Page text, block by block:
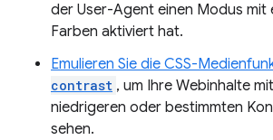
der User-Agent einen Modus mit
Farben aktiviert hat.
Emulieren Sie die CSS-
contrast , um Ihre Webinhalte
niedrigeren oder bestimmten
sehen.